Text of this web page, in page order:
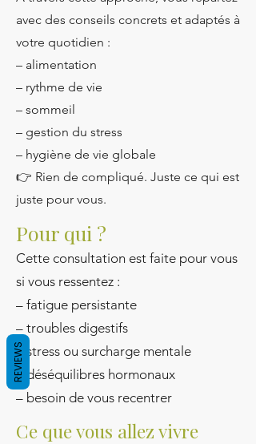
avec des conseils concrets et adaptés à
votre quotidien :
– alimentation
– rythme de vie
– sommeil
– gestion du stress
– hygiène de vie globale
👉 Rien de compliqué. Juste ce qui est
juste pour vous.
Pour qui ?
Cette consultation est faite pour vous
si vous ressentez :
– fatigue persistante
– troubles digestifs
– stress ou surcharge mentale
– déséquilibres hormonaux
– besoin de vous recentrer
Ce que vous allez vivre
REVIEWS